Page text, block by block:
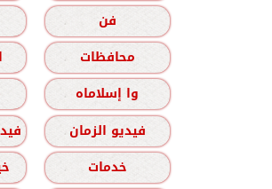
فن
محافظات
وا إسلاماه
فيديو الزمان
خدمات